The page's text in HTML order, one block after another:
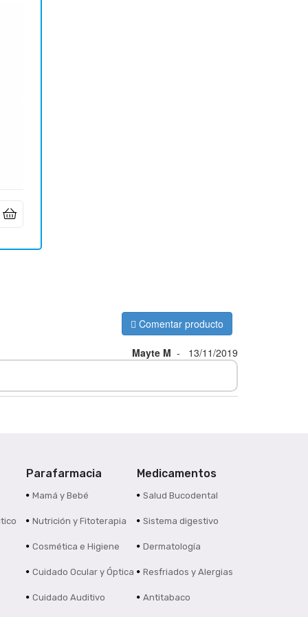
Comentar producto
Mayte M -
13/11/2019
Parafarmacia
Mamá y Bebé
Nutrición y Fitoterapia
Cosmética e Higiene
Cuidado Ocular y Óptica
Cuidado Auditivo
Medicamentos
Salud Bucodental
Sistema digestivo
Dermatología
Resfriados y Alergias
Antitabaco